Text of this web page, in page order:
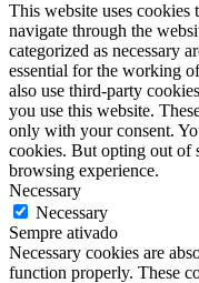
This website uses
navigate through the
categorized as necessary
essential for the working
also use third-party
you use this website.
only with your consent.
cookies. But opting out of
browsing experience.
Necessary
Necessary
Sempre ativado
Necessary cookies are
function properly. These